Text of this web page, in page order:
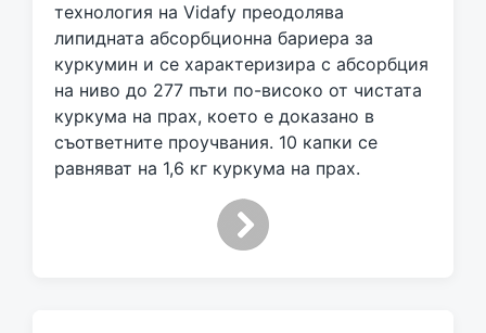
технология на Vidafy преодолява
липидната абсорбционна бариера за
куркумин и се характеризира с абсорбция
на ниво до 277 пъти по-високо от чистата
куркума на прах, което е доказано в
съответните проучвания. 10 капки се
равняват на 1,6 кг куркума на прах.